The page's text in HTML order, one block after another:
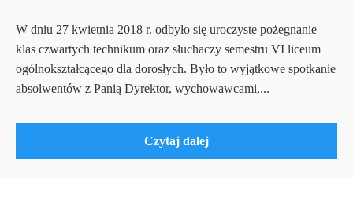
W dniu 27 kwietnia 2018 r. odbyło się uroczyste pożegnanie
klas czwartych technikum oraz słuchaczy semestru VI liceum
ogólnokształcącego dla dorosłych. Było to wyjątkowe spotkanie
absolwentów z Panią Dyrektor, wychowawcami,...
Czytaj dalej